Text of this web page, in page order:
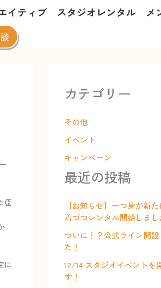
イティブ スタジオレンタル メ
👏
に
カテゴリー
その他
イベント
キャンペーン
最近の投稿
【お知らせ】一つ身が新
着づつレンタル開始しまし
ついに！？公式ライン開設
た！
12/14 スタジオイベントを
す！